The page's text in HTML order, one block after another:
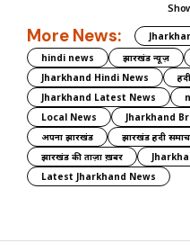
More News:
hindi news
झारखंड न्यूज़
Jharkhand Hindi News
Jharkhand Latest News
Local News
Jharkhand
अपना झारखंड
झारखंड हिंदी
झारखंड की ताज़ा ख़बर
Latest Jharkhand News